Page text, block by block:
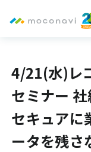
4/21(水)レ
セミナー
セキュアに
ータを残さ